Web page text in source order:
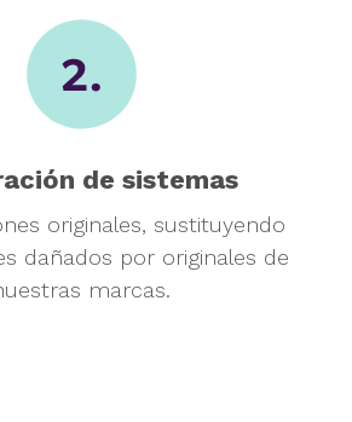
de sistemas
originales, sustituyendo
dañados por originales de
marcas.